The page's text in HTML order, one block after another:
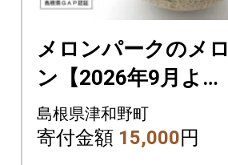
メロンパークのメロ
ン【2026年9月より
順次発送・2Lサイズ
2玉】
島根県津和野町
寄付金額 15,000円